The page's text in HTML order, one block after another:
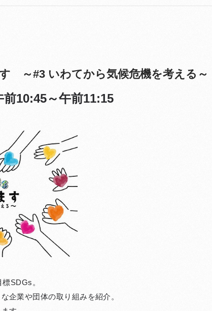
～#3 いわてから気候危機を考える～
10:45～午前11:15
SDGs。
企業や団体の取り組みを紹介。